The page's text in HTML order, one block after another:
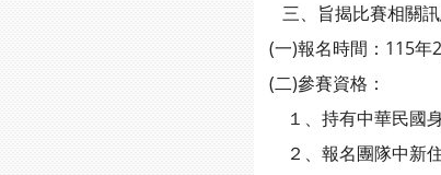
三、旨揭比賽相關訊
(一)報名時間：115年
(二)參賽資格：
１、持有中華民國
２、報名團隊中新